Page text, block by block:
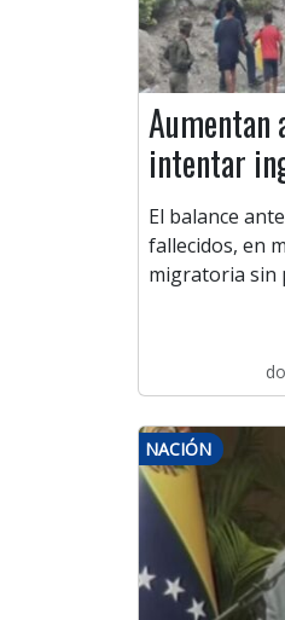
Aumentan
intentar
El balance
fallecidos, en
migratoria sin
NACIÓN